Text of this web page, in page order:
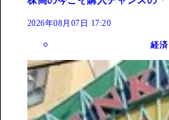
2026年08月07日 17:20
経